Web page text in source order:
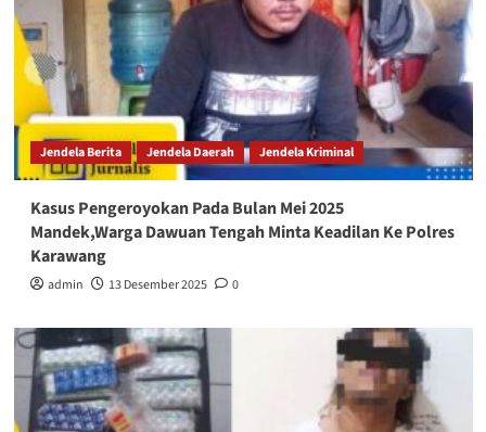
Jendela Berita Jendela Daerah Jendela Kriminal
Kasus Pengeroyokan Pada Bulan Mei 2025
Mandek,Warga Dawuan Tengah Minta Keadilan Ke Polres
Karawang
admin 13 Desember 2025 0